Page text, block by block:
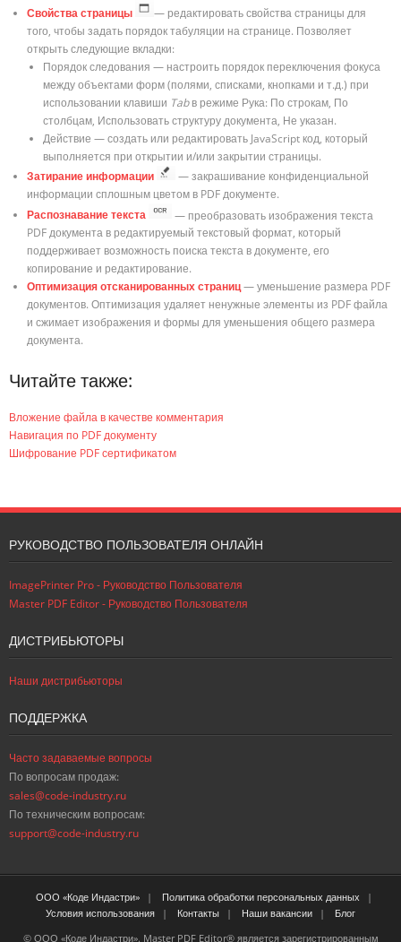
Свойства страницы
— редактировать свойства страницы для
того, чтобы задать порядок табуляции на странице. Позволяет
открыть следующие вкладки:
Порядок следования — настроить порядок переключения фокуса
между объектами форм (полями, списками, кнопками и т.д.) при
использовании клавиши Tabв режиме Рука: По строкам, По
столбцам, Использовать структуру документа, Не указан.
Действие — создать или редактировать JavaScript код, который
выполняется при открытии и/или закрытии страницы.
Затирание информации
— закрашивание конфиденциальной
информации сплошным цветом в PDF документе.
Распознавание текста
— преобразовать изображения текста
PDF документа в редактируемый текстовый формат, который
поддерживает возможность поиска текста в документе, его
копирование и редактирование.
Оптимизация отсканированных страниц— уменьшение размера PDF
документов. Оптимизация удаляет ненужные элементы из PDF файла
и сжимает изображения и формы для уменьшения общего размера
документа.
Читайте также:
Вложение файла в качестве комментария
Навигация по PDF документу
Шифрование PDF сертификатом
РУКОВОДСТВО ПОЛЬЗОВАТЕЛЯ ОНЛАЙН
ImagePrinter Pro - Руководство Пользователя
Master PDF Editor - Руководство Пользователя
ДИСТРИБЬЮТОРЫ
Наши дистрибьюторы
ПОДДЕРЖКА
Часто задаваемые вопросы
По вопросам продаж:
sales@code-industry.ru
По техническим вопросам:
support@code-industry.ru
ООО «Коде Индастри»
Политика обработки персональных данных
Условия использования
Контакты Наши вакансии
Блог
© ООО «Коде Индастри». Master PDF Editor® является зарегистрированным